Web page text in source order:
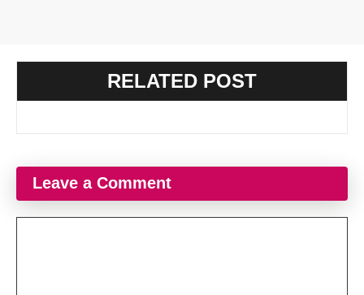
RELATED POST
Leave a Comment